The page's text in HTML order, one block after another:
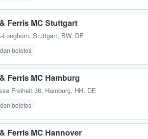
Ferris MC Stuttgart
Longhorn, Stuttgart, BW, DE
boletos
Ferris MC Hamburg
Freiheit 36, Hamburg, HH, DE
boletos
Ferris MC Hannover